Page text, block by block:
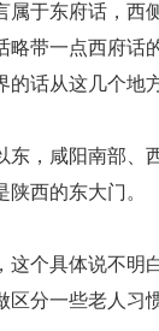
属于东府话，西
略带一点西府话
的话从这几个地
东，咸阳南部、
西的东大门。
这个具体说不明
区分一些老人习